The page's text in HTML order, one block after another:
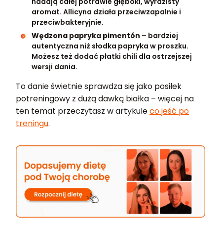
aromat. Allicyna działa przeciwzapalnie i
przeciwbakteryjnie.
Wędzona papryka pimentón – bardziej
autentyczna niż słodka papryka w proszku.
Możesz też dodać płatki chili dla ostrzejszej
wersji dania.
To danie świetnie sprawdza się jako posiłek
potreningowy z dużą dawką białka – więcej na
ten temat przeczytasz w artykuleco jeść po
treningu.